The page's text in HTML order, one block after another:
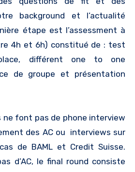
background et l’actualité
étape est l’assessment à
4h et 6h) constitué de : test
différent one to one
de groupe et présentation
ne font pas de phone interview
des AC ou interviews sur
de BAML et Credit Suisse.
d’AC, le final round consiste